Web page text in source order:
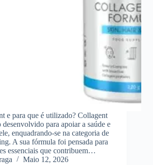
e para que é utilizado? Collagent
desenvolvido para apoiar a saúde e
enquadrando-se na categoria de
A sua fórmula foi pensada para
essenciais que contribuem…
Maio 12, 2026